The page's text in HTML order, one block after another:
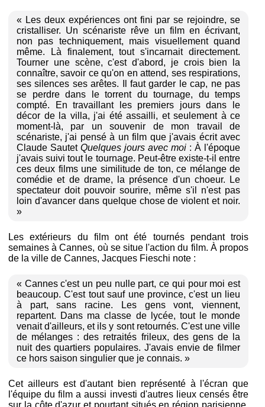
« Les deux expériences ont fini par se rejoindre, se
cristalliser. Un scénariste rêve un film en écrivant,
non pas techniquement, mais visuellement quand
même. Là finalement, tout s'incarnait directement.
Tourner une scène, c'est d'abord, je crois bien la
connaître, savoir ce qu'on en attend, ses respirations,
ses silences ses arêtes. Il faut garder le cap, ne pas
se perdre dans le torrent du tournage, du temps
compté. En travaillant les premiers jours dans le
décor de la villa, j'ai été assailli, et seulement à ce
moment-là, par un souvenir de mon travail de
scénariste, j'ai pensé à un film que j'avais écrit avec
Claude Sautet Quelques jours avec moi : À l'époque
j'avais suivi tout le tournage. Peut-être existe-t-il entre
ces deux films une similitude de ton, ce mélange de
comédie et de drame, la présence d'un choeur. Le
spectateur doit pouvoir sourire, même s'il n'est pas
loin d'avancer dans quelque chose de violent et noir.
»
Les extérieurs du film ont été tournés pendant trois
semaines à Cannes, où se situe l'action du film. À propos
de la ville de Cannes, Jacques Fieschi note :
« Cannes c'est un peu nulle part, ce qui pour moi est
beaucoup. C'est tout sauf une province, c'est un lieu
à part, sans racine. Les gens vont, viennent,
repartent. Dans ma classe de lycée, tout le monde
venait d'ailleurs, et ils y sont retournés. C'est une ville
de mélanges : des retraités frileux, des gens de la
nuit des quartiers populaires. J'avais envie de filmer
ce hors saison singulier que je connais. »
Cet ailleurs est d'autant bien représenté à l'écran que
l'équipe du film a aussi investi d'autres lieux censés être
sur la côte d'azur et pourtant situés en région parisienne.